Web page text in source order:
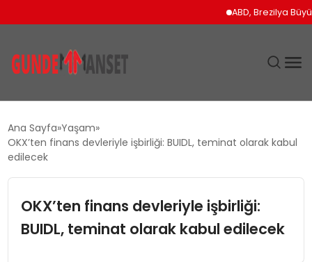
ABD, Brezilya
DÜNYA
SPOR
Ana Sayfa Yaşam
OKX’ten finans devleriyle işbirliği: BUIDL, teminat olarak kabul
edilecek
OKX’ten finans devleriyle işbirliği:
BUIDL, teminat olarak kabul edilecek